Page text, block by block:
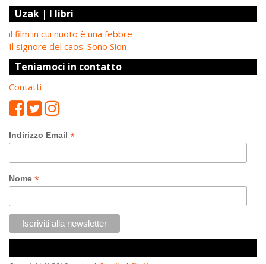
Uzak | I libri
il film in cui nuoto è una febbre
Il signore del caos. Sono Sion
Teniamoci in contatto
Contatti
Indirizzo Email *
Nome *